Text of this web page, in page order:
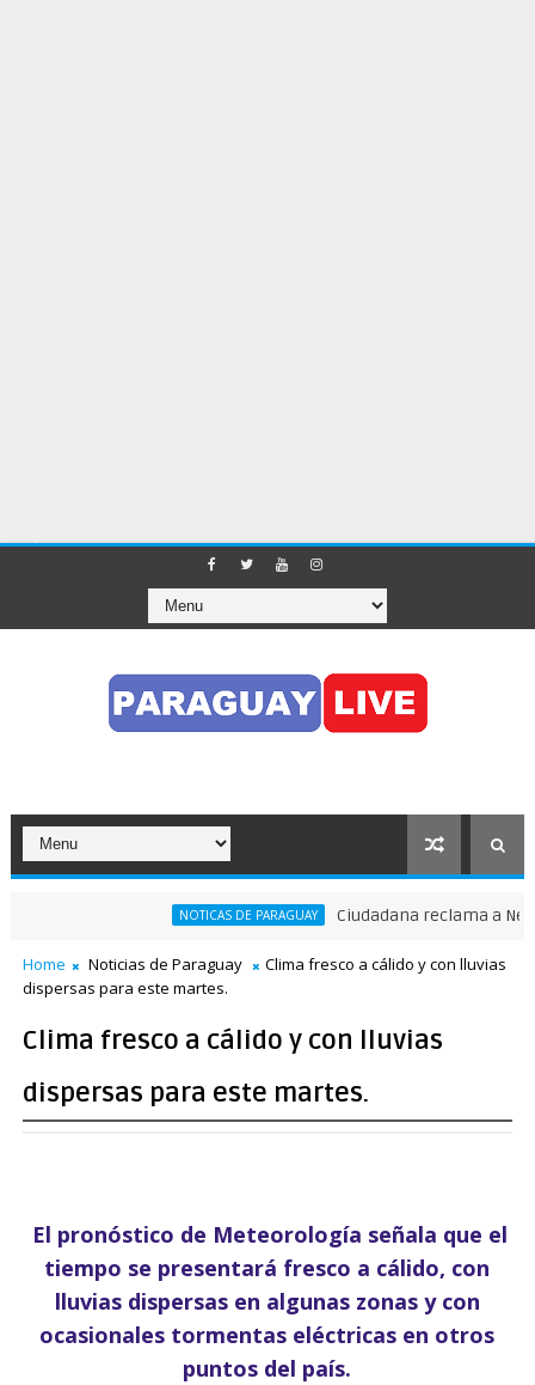
NOTICAS DE PARAGUAY Ciudadana reclama a
en pleno Puente de la Amistad
Home Noticias de Paraguay
Clima fresco a cálido y con lluvias
dispersas para este martes.
Clima fresco a cálido y con lluvias
dispersas para este martes.
El pronóstico de Meteorología señala que el
tiempo se presentará fresco a cálido, con
lluvias dispersas en algunas zonas y con
ocasionales tormentas eléctricas en otros
puntos del país.